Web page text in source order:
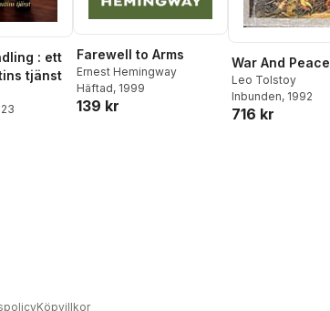
: ett
tjänst
Totalt antal röster:
Farewell to Arms
Ernest Hemingway
Häftad, 1999
139 kr
War And Peace
Leo Tolstoy
Inbunden, 1992
716 kr
Köpvillkor